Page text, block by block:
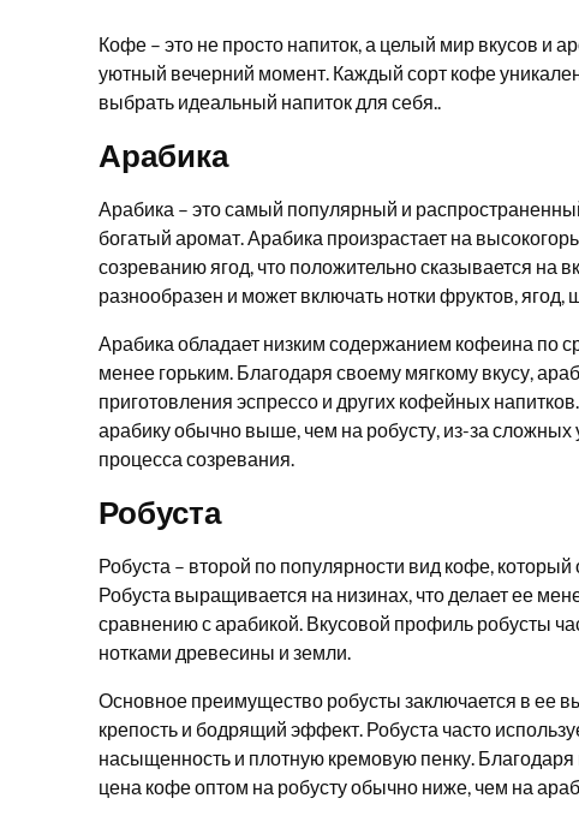
Кофе – это не просто напиток, а целый мир вкусов и
уютный вечерний момент. Каждый сорт кофе
выбрать идеальный напиток для себя..
Арабика
Арабика – это самый популярный и
богатый аромат. Арабика произрастает на
созреванию ягод, что положительно сказывается на
разнообразен и может включать нотки фруктов,
Арабика обладает низким содержанием кофеина по
менее горьким. Благодаря своему мягкому вкусу,
приготовления эспрессо и других кофейных
арабику обычно выше, чем на робусту, из-за
процесса созревания.
Робуста
Робуста – второй по популярности вид кофе,
Робуста выращивается на низинах, что делает ее
сравнению с арабикой. Вкусовой профиль робусты
нотками древесины и земли.
Основное преимущество робусты заключается в ее
крепость и бодрящий эффект. Робуста часто
насыщенность и плотную кремовую пенку.
цена кофе оптом на робусту обычно ниже, чем на